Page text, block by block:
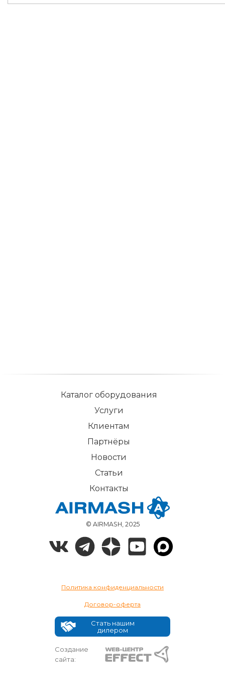
© AIRMASH, 2025
Каталог оборудования
Услуги
Клиентам
Партнёры
Новости
Статьи
Контакты
Политика конфиденциальности
Договор-оферта
Стать нашим
дилером
Создание
сайта: